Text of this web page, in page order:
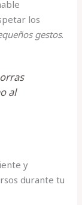
los
gestos.
al
y
durante tu